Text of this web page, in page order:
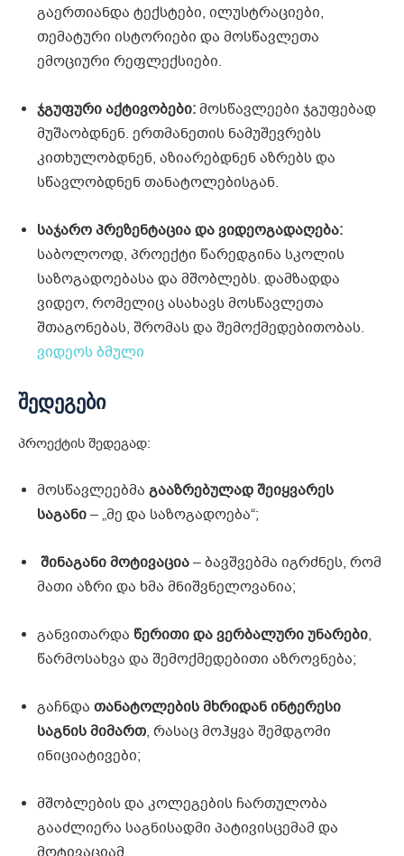
გაერთიანდა ტექსტები, ილუსტრაციები,
თემატური ისტორიები და მოსწავლეთა
ემოციური რეფლექსიები.
ჯგუფური აქტივობები:მოსწავლეები ჯგუფებად
მუშაობდნენ. ერთმანეთის ნამუშევრებს
კითხულობდნენ, აზიარებდნენ აზრებს და
სწავლობდნენ თანატოლებისგან.
საჯარო პრეზენტაცია და ვიდეოგადაღება:
საბოლოოდ, პროექტი წარედგინა სკოლის
საზოგადოებასა და მშობლებს. დამზადდა
ვიდეო, რომელიც ასახავს მოსწავლეთა
შთაგონებას, შრომას და შემოქმედებითობას.
ვიდეოს ბმული
შედეგები
პროექტის შედეგად:
მოსწავლეებმა გააზრებულად შეიყვარეს
საგანი– „მე და საზოგადოება“;
შინაგანი მოტივაცია– ბავშვებმა იგრძნეს, რომ
მათი აზრი და ხმა მნიშვნელოვანია;
განვითარდა წერითი და ვერბალური უნარები,
წარმოსახვა და შემოქმედებითი აზროვნება;
გაჩნდა თანატოლების მხრიდან ინტერესი
საგნის მიმართ, რასაც მოჰყვა შემდგომი
ინიციატივები;
მშობლების და კოლეგების ჩართულობა
გააძლიერა საგნისადმი პატივისცემამ და